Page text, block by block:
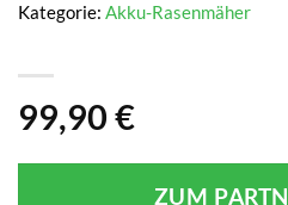
99,90 €
ZUM
Kategorie: Akku-Rasenmäher